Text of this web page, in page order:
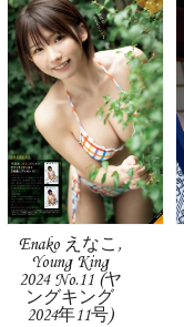
Enako えなこ,
Young King
2024 No.11 (ヤ
ングキング
2024年11号)